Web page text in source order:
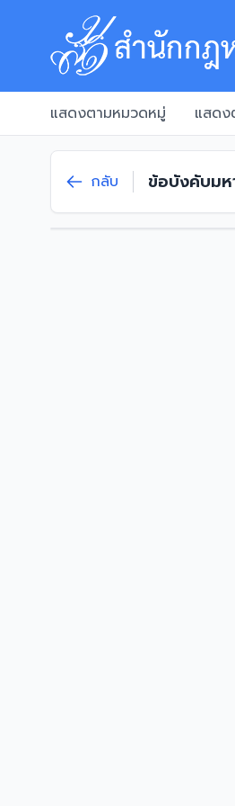
แสดงตามหมวดหมู่ แสดง
กลับ ข้อบังคับม